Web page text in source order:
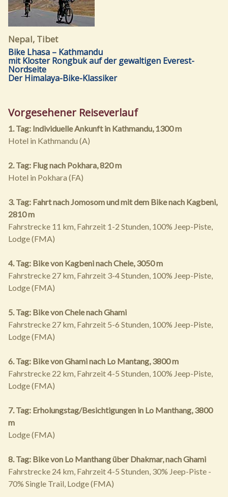
Nepal, Tibet
Bike Lhasa – Kathmandu
mit Kloster Rongbuk auf der gewaltigen Everest-
Nordseite
Der Himalaya-Bike-Klassiker
Vorgesehener Reiseverlauf
1. Tag: Individuelle Ankunft in Kathmandu, 1300 m
Hotel in Kathmandu (A)
2. Tag: Flug nach Pokhara, 820 m
Hotel in Pokhara (FA)
3. Tag: Fahrt nach Jomosom und mit dem Bike nach Kagbeni,
2810 m
Fahrstrecke 11 km, Fahrzeit 1-2 Stunden, 100% Jeep-Piste,
Lodge (FMA)
4. Tag: Bike von Kagbeni nach Chele, 3050 m
Fahrstrecke 27 km, Fahrzeit 3-4 Stunden, 100% Jeep-Piste,
Lodge (FMA)
5. Tag: Bike von Chele nach Ghami
Fahrstrecke 27 km, Fahrzeit 5-6 Stunden, 100% Jeep-Piste,
Lodge (FMA)
6. Tag: Bike von Ghami nach Lo Mantang, 3800 m
Fahrstrecke 22 km, Fahrzeit 4-5 Stunden, 100% Jeep-Piste,
Lodge (FMA)
7. Tag: Erholungstag/Besichtigungen in Lo Manthang, 3800
m
Lodge (FMA)
8. Tag: Bike von Lo Manthang über Dhakmar, nach Ghami
Fahrstrecke 24 km, Fahrzeit 4-5 Stunden, 30% Jeep-Piste -
70% Single Trail, Lodge (FMA)